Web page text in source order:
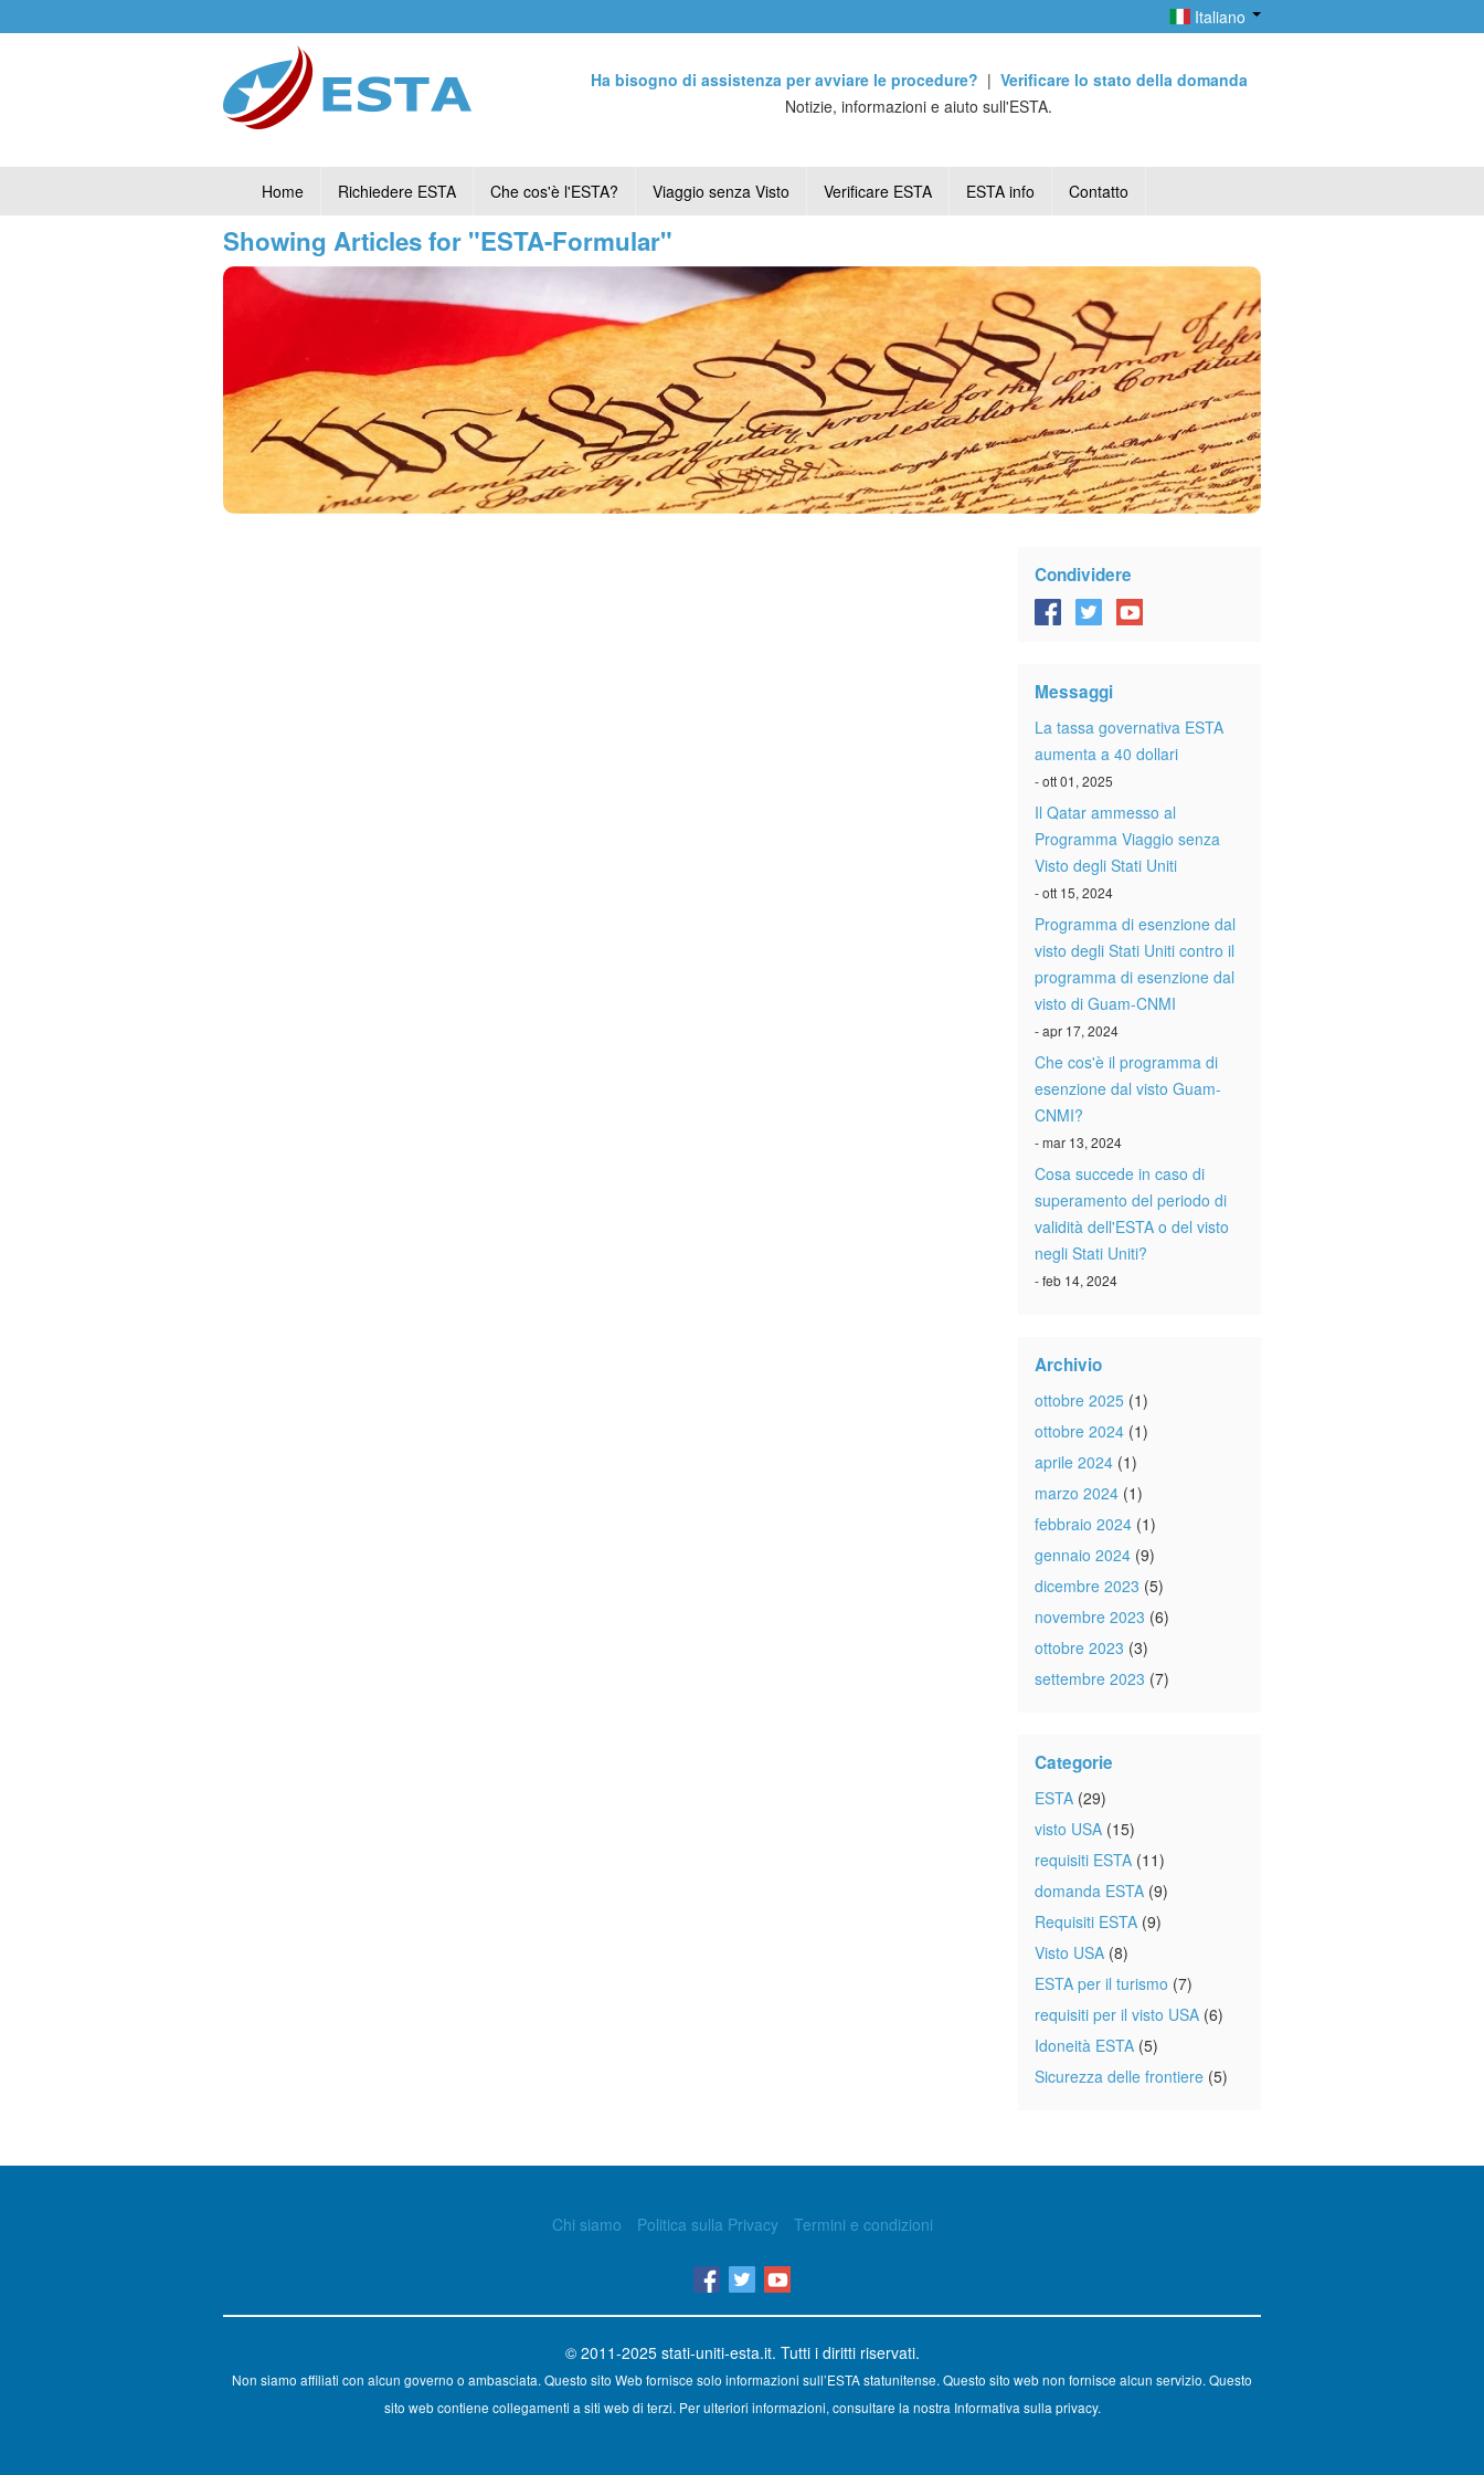
Italiano
Ha bisogno di assistenza per avviare le procedure? | Verificare lo stato della domanda
Notizie, informazioni e aiuto sull'ESTA.
Home Richiedere ESTA Che cos'è l'ESTA? Viaggio senza Visto Verificare ESTA ESTA info Contatto
Showing Articles for "ESTA-Formular"
Condividere
Messaggi
La tassa governativa ESTA
aumenta a 40 dollari
- ott 01, 2025
Il Qatar ammesso al
Programma Viaggio senza
Visto degli Stati Uniti
- ott 15, 2024
Programma di esenzione dal
visto degli Stati Uniti contro il
programma di esenzione dal
visto di Guam-CNMI
- apr 17, 2024
Che cos'è il programma di
esenzione dal visto Guam-
CNMI?
- mar 13, 2024
Cosa succede in caso di
superamento del periodo di
validità dell'ESTA o del visto
negli Stati Uniti?
- feb 14, 2024
Archivio
ottobre 2025 (1)
ottobre 2024 (1)
aprile 2024 (1)
marzo 2024 (1)
febbraio 2024 (1)
gennaio 2024 (9)
dicembre 2023 (5)
novembre 2023 (6)
ottobre 2023 (3)
settembre 2023 (7)
Categorie
ESTA (29)
visto USA (15)
requisiti ESTA (11)
domanda ESTA (9)
Requisiti ESTA (9)
Visto USA (8)
ESTA per il turismo (7)
requisiti per il visto USA (6)
Idoneità ESTA (5)
Sicurezza delle frontiere (5)
Chi siamo Politica sulla Privacy Termini e condizioni
© 2011-2025 stati-uniti-esta.it. Tutti i diritti riservati.
Non siamo affiliati con alcun governo o ambasciata. Questo sito Web fornisce solo informazioni sull’ESTA statunitense. Questo sito web non fornisce alcun servizio. Questo
sito web contiene collegamenti a siti web di terzi. Per ulteriori informazioni, consultare la nostra Informativa sulla privacy.